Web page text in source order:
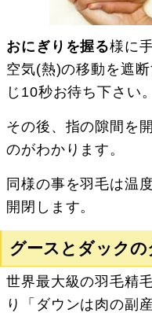
おにぎりを握る様に
空気(熱)の移動を遮
じ10秒お待ち下さい。
その後、指の隙間を
のがわかります。
同様の事を羽毛は温
開閉します。
グースとダックの
世界最大級の羽毛精
り「ダウンは肉の副